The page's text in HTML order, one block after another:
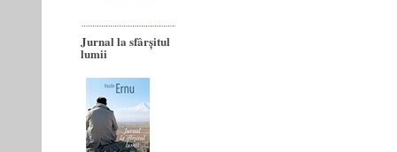
Jurnal la sfârșitul
lumii